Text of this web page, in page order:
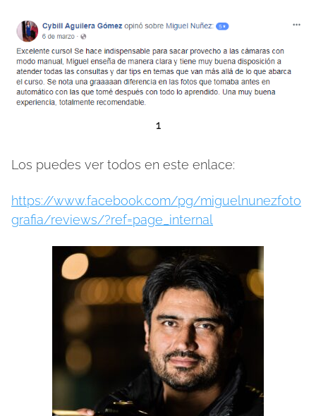
1
Los puedes ver todos en este enlace:
https://www.facebook.com/pg/miguelnunezfoto
grafia/reviews/?ref=page_internal